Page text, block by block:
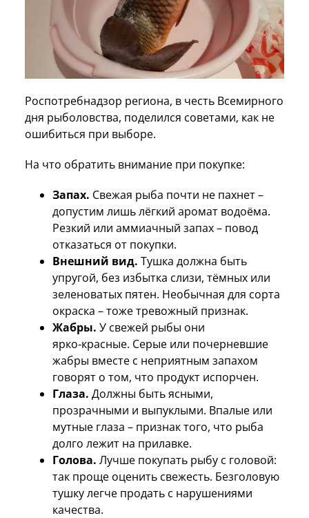
Роспотребнадзор региона, в честь Всемирного
дня рыболовства, поделился советами, как не
ошибиться при выборе.
На что обратить внимание при покупке:
Запах. Свежая рыба почти не пахнет –
допустим лишь лёгкий аромат водоёма.
Резкий или аммиачный запах – повод
отказаться от покупки.
Внешний вид. Тушка должна быть
упругой, без избытка слизи, тёмных или
зеленоватых пятен. Необычная для сорта
окраска – тоже тревожный признак.
Жабры. У свежей рыбы они
ярко‑красные. Серые или почерневшие
жабры вместе с неприятным запахом
говорят о том, что продукт испорчен.
Глаза. Должны быть ясными,
прозрачными и выпуклыми. Впалые или
мутные глаза – признак того, что рыба
долго лежит на прилавке.
Голова. Лучше покупать рыбу с головой:
так проще оценить свежесть. Безголовую
тушку легче продать с нарушениями
качества.